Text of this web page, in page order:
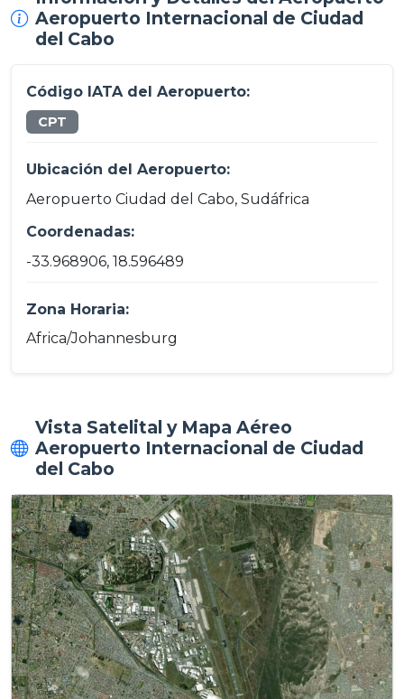
Aeropuerto Internacional de Ciudad
del Cabo
Código IATA del Aeropuerto:
CPT
Ubicación del Aeropuerto:
Aeropuerto Ciudad del Cabo, Sudáfrica
Coordenadas:
-33.968906, 18.596489
Zona Horaria:
Africa/Johannesburg
Vista Satelital y Mapa Aéreo
Aeropuerto Internacional de Ciudad
del Cabo